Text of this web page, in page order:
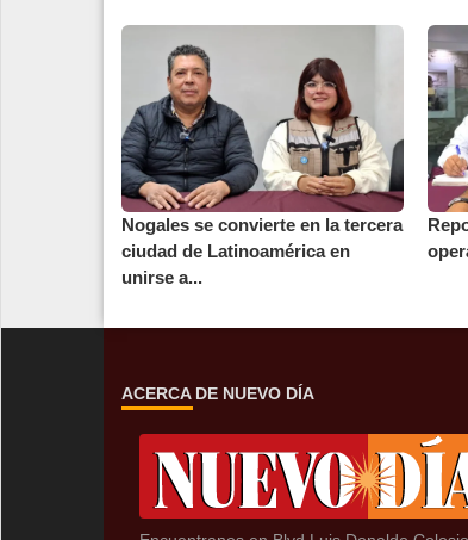
Nogales se convierte en la tercera
ciudad de Latinoamérica en
unirse a...
ACERCA DE NUEVO DÍA